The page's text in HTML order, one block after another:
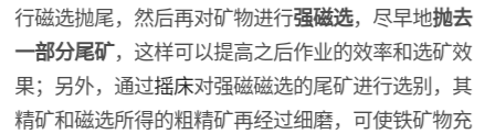
行磁选抛尾，然后再对矿物进行强磁选，尽早地抛去
一部分尾矿，这样可以提高之后作业的效率和选矿效
果；另外，通过摇床对强磁磁选的尾矿进行选别，其
精矿和磁选所得的粗精矿再经过细磨，可使铁矿物充